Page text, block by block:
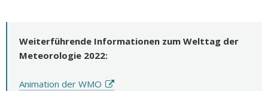
Weiterführende Informationen zum Welttag der
Meteorologie 2022:
Animation der WMO